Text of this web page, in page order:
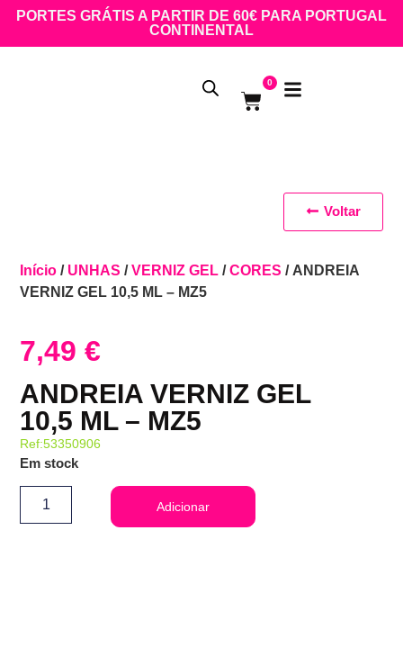
PORTES GRÁTIS A PARTIR DE 60€ PARA PORTUGAL
CONTINENTAL
0
Início / UNHAS /VERNIZ GEL /CORES / ANDREIA
VERNIZ GEL 10,5 ML – MZ5
7,49€
ANDREIA VERNIZ GEL
10,5 ML – MZ5
Ref:53350906
Em stock
Adicionar
Voltar